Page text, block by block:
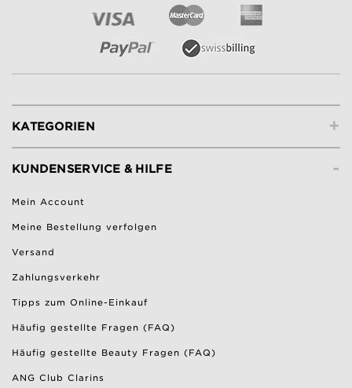
+
KATEGORIEN
-
KUNDENSERVICE & HILFE
Mein Account
Meine Bestellung verfolgen
Versand
Zahlungsverkehr
Tipps zum Online-Einkauf
Häufig gestellte Fragen (FAQ)
Häufig gestellte Beauty Fragen (FAQ)
ANG Club Clarins